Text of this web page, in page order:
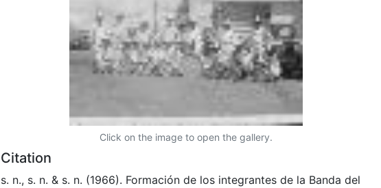
Click on the image to open the gallery.
Citation
s. n., s. n. & s. n. (1966). Formación de los integrantes de la Banda del